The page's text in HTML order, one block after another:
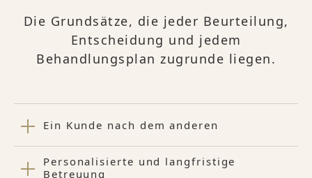
Die Grundsätze, die jeder Beurteilung,
Entscheidung und jedem
Behandlungsplan zugrunde liegen.
Ein Kunde nach dem anderen
Personalisierte und langfristige
Betreuung